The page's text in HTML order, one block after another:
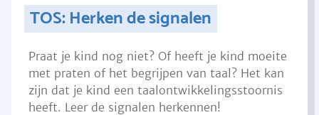
TOS: Herken de signalen
Praat je kind nog niet? Of heeft je kind moeite
met praten of het begrijpen van taal? Het kan
zijn dat je kind een taalontwikkelingsstoornis
heeft. Leer de signalen herkennen!